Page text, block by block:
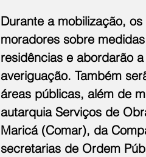
Durante a mobilização,
moradores sobre
residências e abordarão
averiguação. Também
áreas públicas, além de
autarquia Serviços de
Maricá (Comar), da
secretarias de Ordem